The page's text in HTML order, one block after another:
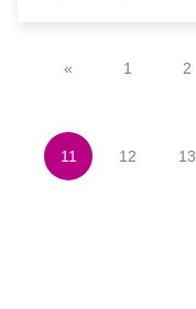
« 1 2
11 12 13